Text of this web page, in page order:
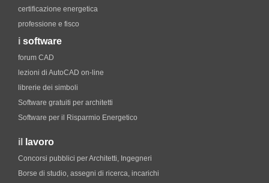
certificazione energetica
professione e fisco
i software
forum CAD
lezioni di AutoCAD on-line
librerie dei simboli
Software gratuiti per architetti
Software per il Risparmio Energetico
il lavoro
Concorsi pubblici per Architetti, Ingegneri
Borse di studio, assegni di ricerca, incarichi